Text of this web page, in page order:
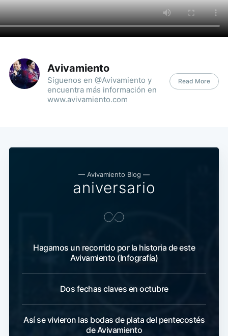
Avivamiento
Síguenos en @Avivamiento y
encuentra más información en
www.avivamiento.com
Read More
— Avivamiento Blog —
aniversario
Hagamos un recorrido por la historia de este
Avivamiento (Infografía)
Dos fechas claves en octubre
Así se vivieron las bodas de plata del pentecostés
de Avivamiento